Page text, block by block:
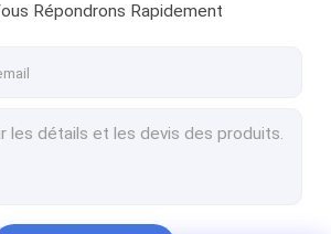
HV
Répondrons Rapidement